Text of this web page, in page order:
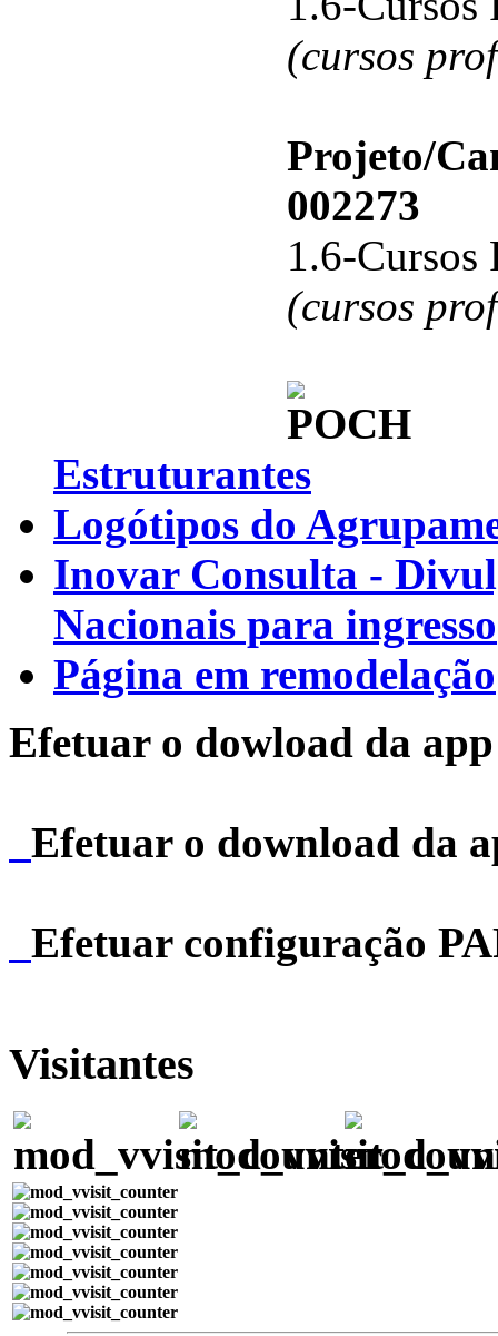
(cursos
Projeto/
002273
1.6-Cursos
(cursos
Estruturantes
Logótipos do
Inovar Consulta -
Nacionais para ingresso
Página em remodelação
Efetuar o dowload da
Efetuar o download da
Efetuar configuração
Visitantes